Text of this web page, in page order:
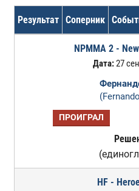
Результат Соперник
NPMMA 2 -
Дата:27
ПРОИГРАЛ
HF -